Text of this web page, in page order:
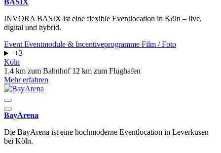
BASIX
INVORA BASIX ist eine flexible Eventlocation in Köln – live,
digital und hybrid.
Event Eventmodule & Incentiveprogramme Film / Foto
+3
Köln
1.4 km zum Bahnhof 12 km zum Flughafen
Mehr erfahren
BayArena
Die BayArena ist eine hochmoderne Eventlocation in Leverkusen
bei Köln.